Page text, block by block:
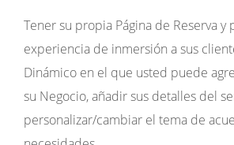
Tener su propia Página de Reserva
experiencia de inmersión a sus
Dinámico en el que usted puede
su Negocio, añadir sus detalles del
personalizar/cambiar el tema de